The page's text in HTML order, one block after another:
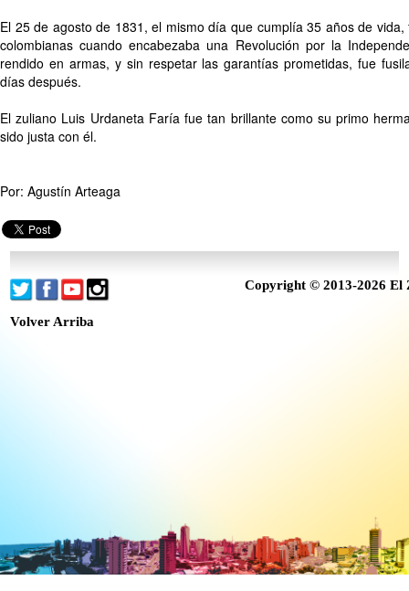
El 25 de agosto de 1831, el mismo día que cumplía 35 años de
colombianas cuando encabezaba una Revolución por la
rendido en armas, y sin respetar las garantías prometidas, fue
días después.
El zuliano Luis Urdaneta Faría fue tan brillante como su primo
sido justa con él.
Por: Agustín Arteaga
Copyright © 2013-2026 El
Volver Arriba